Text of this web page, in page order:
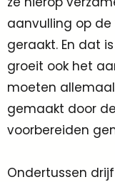
aanvulling op
geraakt. En dat
groeit ook het
moeten
gemaakt door
voorbereiden
Ondertussen